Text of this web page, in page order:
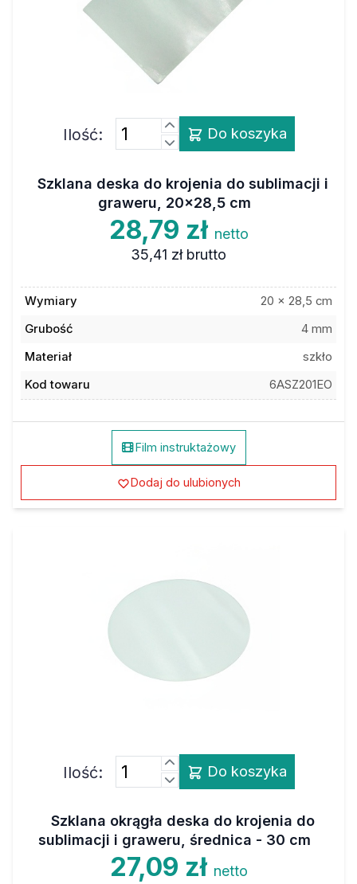
Ilość: Do koszyka
Szklana deska do krojenia do sublimacji i
graweru, 20x28,5 cm
28,79 zł netto
35,41 zł brutto
Wymiary
20 x 28,5 cm
Grubość
4 mm
Materiał
szkło
Kod towaru
6ASZ201EO
Film instruktażowy
Dodaj do ulubionych
Ilość: Do koszyka
Szklana okrągła deska do krojenia do
sublimacji i graweru, średnica - 30 cm
27,09 zł netto